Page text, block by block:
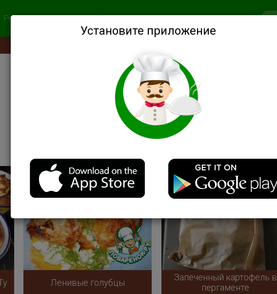
Рекомендованное Подобрать по ингредиентам Советы Войти
Установите приложение
Ленивые голубцы
Запеченный картофель в
пергаменте